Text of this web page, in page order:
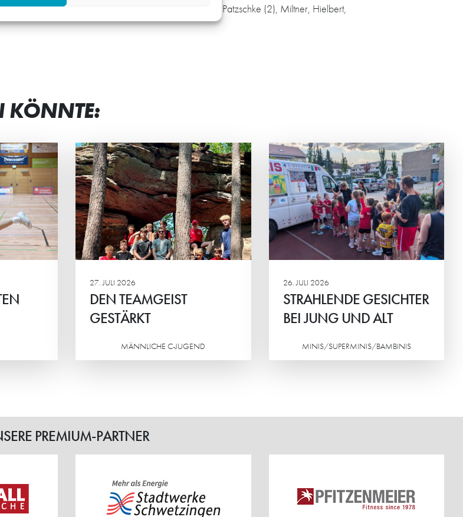
Magnus, Zachert (13/5), Le. Magnus (2), Jung (3), Patzschke (2), Miltner, Hielbert,
KÖNNTE:
27. JULI 2026
DEN TEAMGEIST
GESTÄRKT
MÄNNLICHE C-JUGEND
HG
26. JULI 2026
STRAHLENDE GESICHTER
BEI JUNG UND ALT
MINIS/SUPERMINIS/BAMBINIS
STRAHLENDE GESICHTER
BEI JUNG UND ALT
Beim Eltern-Kind-Turnier der HG-
Minis standen vor allem der
gemeinsame Spaß, sportlicher
Ehrgeiz und das Miteinander im
PREMIUM-PARTNER